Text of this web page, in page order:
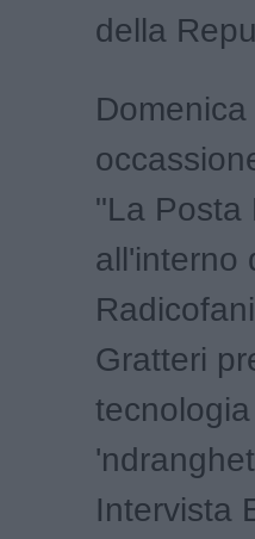
della
"La Posta
all'interno
Gratteri
Intervista